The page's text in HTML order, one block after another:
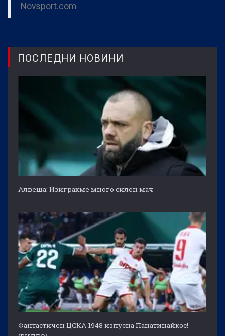
Novsport.com
ПОСЛЕДНИ НОВИНИ
Алвеша: Изиграхме много силен мач
Фантастичен ЦСКА 1948 изпусна Панатинайкос!